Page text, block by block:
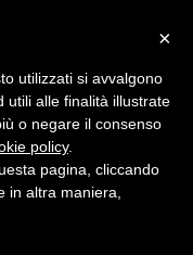
community #1 in
×
utilizzati si avvalgono
utili alle finalità illustrate
o negare il consenso
policy.
pagina, cliccando
in altra maniera,